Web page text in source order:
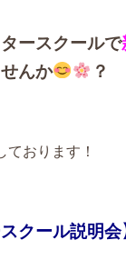
ースクールで
んか
？
ております！
クール説明会